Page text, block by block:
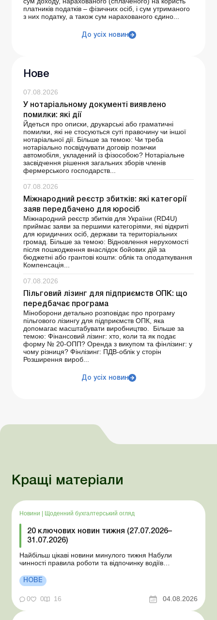
платників податків – фізичних осіб, і сум утриманого
з них податку, а також сум нарахованого єдино...
До усіх новин
Нове
07.08.2026
У нотаріальному документі виявлено
помилки: які дії
Йдеться про описки, друкарські або граматичні
помилки, які не стосуються суті правочину чи іншої
нотаріальної дії. Більше за темою: Чи треба
нотаріально посвідчувати договір позички
автомобіля, укладений із фізособою? Нотаріальне
засвідчення рішення загальних зборів членів
фермерського господарств...
07.08.2026
Міжнародний реєстр збитків: які категорії
заяв передбачено для юросіб
Міжнародний реєстр збитків для України (RD4U)
приймає заяви за першими категоріями, які відкриті
для юридичних осіб, держави та територіальних
громад. Більше за темою: Відновлення нерухомості
після пошкодження внаслідок бойових дій за
бюджетні або грантові кошти: облік та оподаткування
Компенсація...
07.08.2026
Пільговий лізинг для підприємств ОПК: що
передбачає програма
Міноборони детально розповідає про програму
пільгового лізингу для підприємств ОПК, яка
допомагає масштабувати виробництво. Більше за
темою: Фінансовий лізинг: хто, коли та як подає
форму № 20-ОПП? Оренда з викупом та фінлізинг: у
чому різниця? Фінлізинг: ПДВ-облік у сторін
Розширення вироб...
До усіх новин
Кращі матеріали
Новини | Щоденний бухгалтерський огляд
20 ключових новин тижня (27.07.2026–
31.07.2026)
Найбільш цікаві новини минулого тижня Набули
чинності правила роботи та відпочинку водіїв
стан Для сільгосппідприємств і ФОП запроваджено нові
одноразові статистичні форми З 2 серпня змінюється
порядок зарахування окремих періодів роботи до стр...
НОВЕ
0 0 16 04.08.2026